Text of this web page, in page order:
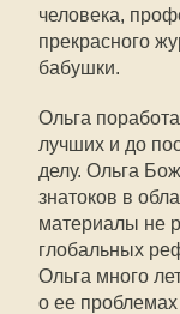
человека,
прекрасного
бабушки.
Ольга
лучших и до
делу. Ольга
знатоков в
материалы не
глобальных
Ольга много
о ее